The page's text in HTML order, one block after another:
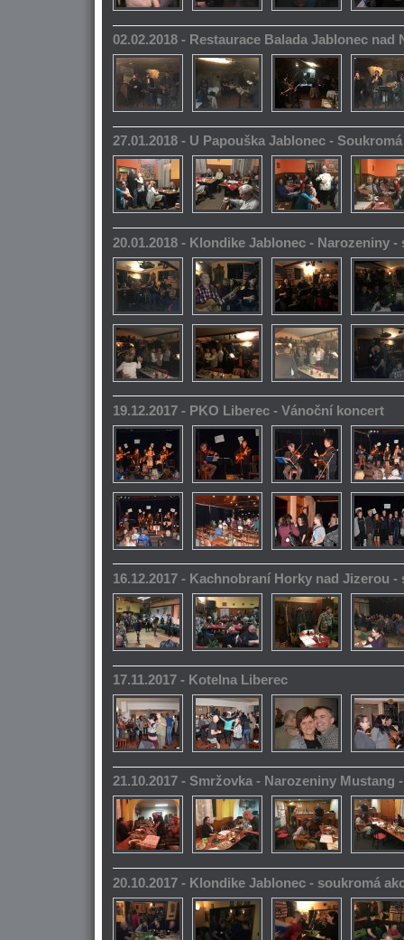
02.02.2018 - Restaurace Balada Jablonec nad
27.01.2018 - U Papouška Jablonec -
20.01.2018 - Klondike Jablonec - Narozeniny -
19.12.2017 - PKO Liberec - Vánoční koncert
16.12.2017 - Kachnobraní Horky nad Jizerou -
17.11.2017 - Kotelna Liberec
21.10.2017 - Smržovka - Narozeniny Mustang
20.10.2017 - Klondike Jablonec - soukromá